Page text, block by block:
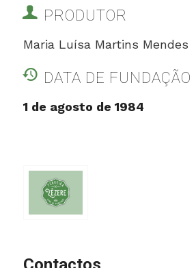
PRODUTOR
Maria Luísa Martins Mendes
DATA DE FUNDAÇÃO
1 de agosto de 1984